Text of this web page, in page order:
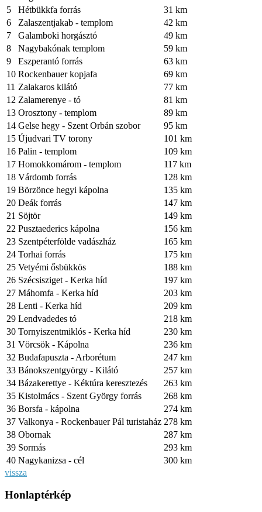
5
Hétbükkfa forrás
31 km
6
Zalaszentjakab - templom
42 km
7
Galamboki horgásztó
49 km
8
Nagybakónak templom
59 km
9
Eszperantó forrás
63 km
10 Rockenbauer kopjafa
69 km
11 Zalakaros kilátó
77 km
12 Zalamerenye - tó
81 km
13 Orosztony - templom
89 km
14 Gelse hegy - Szent Orbán szobor
95 km
15 Újudvari TV torony
101 km
16 Palin - templom
109 km
17 Homokkomárom - templom
117 km
18 Várdomb forrás
128 km
19 Börzönce hegyi kápolna
135 km
20 Deák forrás
147 km
21 Söjtör
149 km
22 Pusztaederics kápolna
156 km
23 Szentpéterfölde vadászház
165 km
24 Torhai forrás
175 km
25 Vetyémi ősbükkös
188 km
26 Szécsisziget - Kerka híd
197 km
27 Máhomfa - Kerka híd
203 km
28 Lenti - Kerka híd
209 km
29 Lendvadedes tó
218 km
30 Tornyiszentmiklós - Kerka híd
230 km
31 Vörcsök - Kápolna
236 km
32 Budafapuszta - Arborétum
247 km
33 Bánokszentgyörgy - Kilátó
257 km
34 Bázakerettye - Kéktúra keresztezés
263 km
35 Kistolmács - Szent György forrás
268 km
36 Borsfa - kápolna
274 km
37 Valkonya - Rockenbauer Pál turistaház 278 km
38 Obornak
287 km
39 Sormás
293 km
40 Nagykanizsa - cél
300 km
vissza
Honlaptérkép